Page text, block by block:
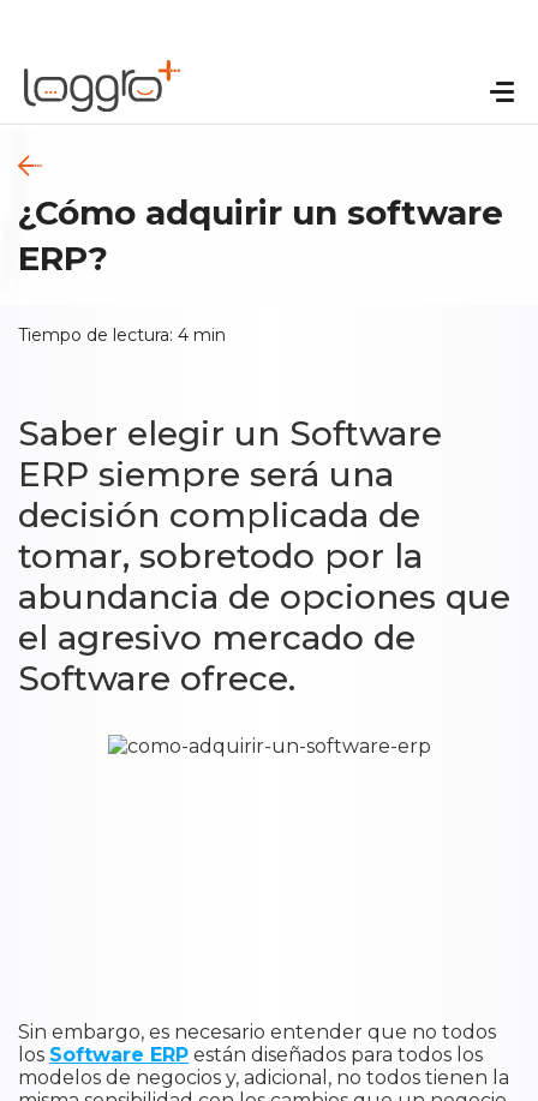
¿Cómo adquirir un software
ERP?
Tiempo de lectura: 4 min
Saber elegir un Software
ERP siempre será una
decisión complicada de
tomar, sobretodo por la
abundancia de opciones que
el agresivo mercado de
Software ofrece.
Sin embargo, es necesario entender que no todos
los Software ERP están diseñados para todos los
modelos de negocios y, adicional, no todos tienen la